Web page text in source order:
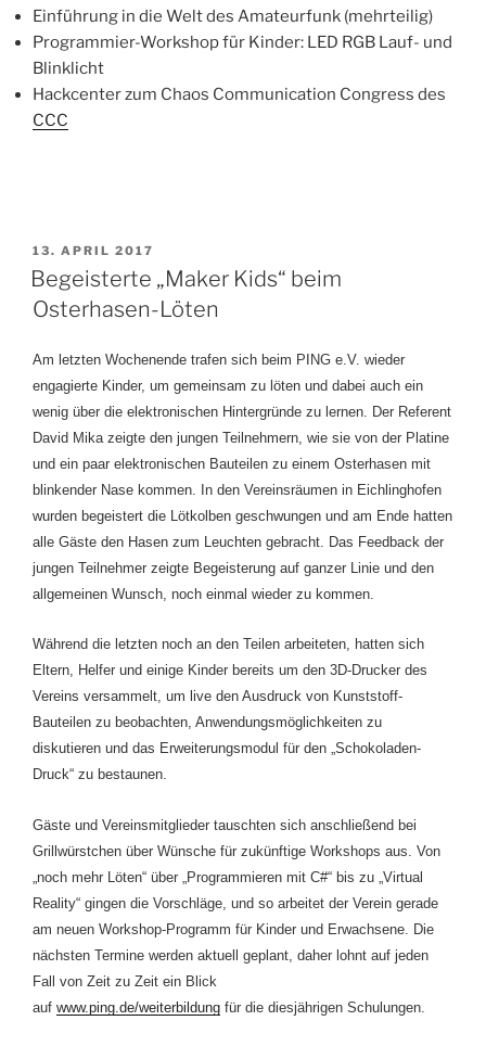
Einführung in die Welt des Amateurfunk (mehrteilig)
Programmier-Workshop für Kinder: LED RGB Lauf- und
Blinklicht
Hackcenter zum Chaos Communication Congress des
CCC
VERÖFFENTLICHT
AM
13. APRIL 2017
Begeisterte „Maker Kids“ beim
Osterhasen-Löten
Am letzten Wochenende trafen sich beim PING e.V. wieder
engagierte Kinder, um gemeinsam zu löten und dabei auch ein
wenig über die elektronischen Hintergründe zu lernen. Der Referent
David Mika zeigte den jungen Teilnehmern, wie sie von der Platine
und ein paar elektronischen Bauteilen zu einem Osterhasen mit
blinkender Nase kommen. In den Vereinsräumen in Eichlinghofen
wurden begeistert die Lötkolben geschwungen und am Ende hatten
alle Gäste den Hasen zum Leuchten gebracht. Das Feedback der
jungen Teilnehmer zeigte Begeisterung auf ganzer Linie und den
allgemeinen Wunsch, noch einmal wieder zu kommen.
Während die letzten noch an den Teilen arbeiteten, hatten sich
Eltern, Helfer und einige Kinder bereits um den 3D-Drucker des
Vereins versammelt, um live den Ausdruck von Kunststoff-
Bauteilen zu beobachten, Anwendungsmöglichkeiten zu
diskutieren und das Erweiterungsmodul für den „Schokoladen-
Druck“ zu bestaunen.
Gäste und Vereinsmitglieder tauschten sich anschließend bei
Grillwürstchen über Wünsche für zukünftige Workshops aus. Von
„noch mehr Löten“ über „Programmieren mit C#“ bis zu „Virtual
Reality“ gingen die Vorschläge , und so arbeitet der Verein gerade
am neuen Workshop-Programm für Kinder und Erwachsene. Die
nächsten Termine werden aktuell geplant, daher lohnt auf jeden
Fall von Zeit zu Zeit ein Blick
auf www.ping.de/weiterbildung für die diesjährigen Schulungen.